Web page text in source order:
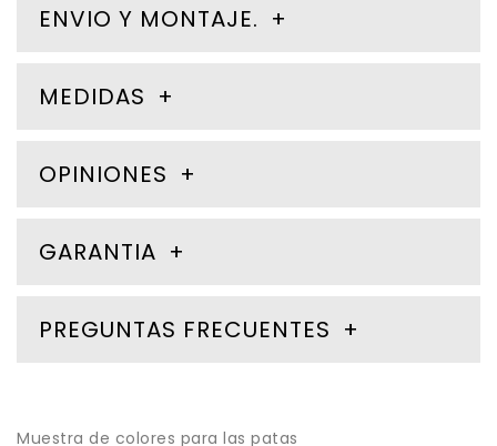
ENVIO Y MONTAJE.
MEDIDAS
OPINIONES
GARANTIA
PREGUNTAS FRECUENTES
Muestra de colores para las patas